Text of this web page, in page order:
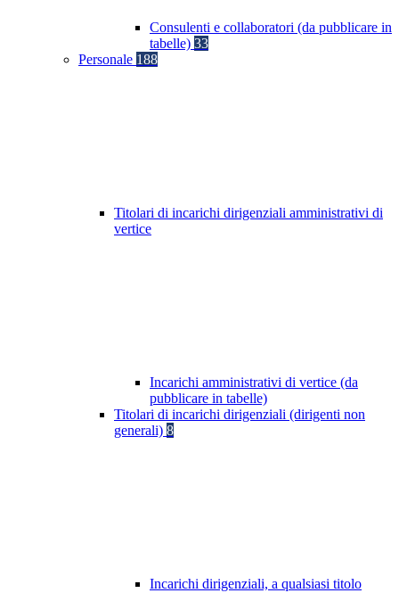
Consulenti e collaboratori (da pubblicare in
tabelle) 33
Personale 188
Titolari di incarichi dirigenziali amministrativi di
vertice
Incarichi amministrativi di vertice (da
pubblicare in tabelle)
Titolari di incarichi dirigenziali (dirigenti non
generali) 8
Incarichi dirigenziali, a qualsiasi titolo